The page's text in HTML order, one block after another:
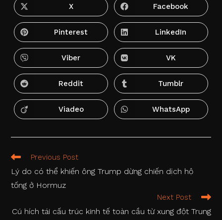
CONTENT
Opens
in
a
new
window
X
Opens
in
a
new
window
Facebook
Opens
in
a
new
window
Pinterest
Opens
in
a
new
window
LinkedIn
Opens
in
a
new
window
Viber
Opens
in
a
new
window
VK
Opens
in
a
new
window
Reddit
Opens
in
a
new
window
Tumblr
Opens
in
window
Viadeo
Opens
in
window
WhatsApp
Read
articles
Previous Post
Lý do có thể khiến ông Trump dừng chiến dịch hộ
tống ở Hormuz
Next Post
Cú hích tái cấu trúc kinh tế toàn cầu từ xung đột Trung